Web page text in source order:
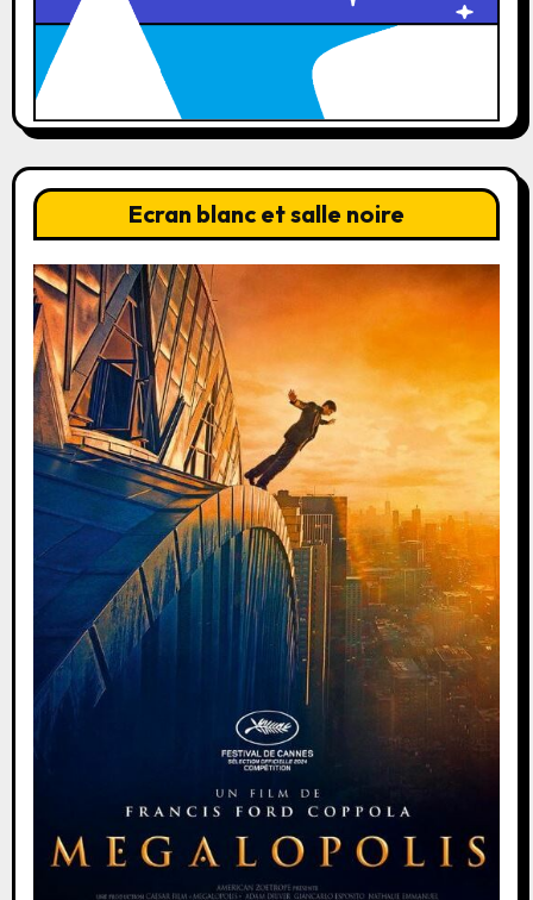
Ecran blanc et salle noire